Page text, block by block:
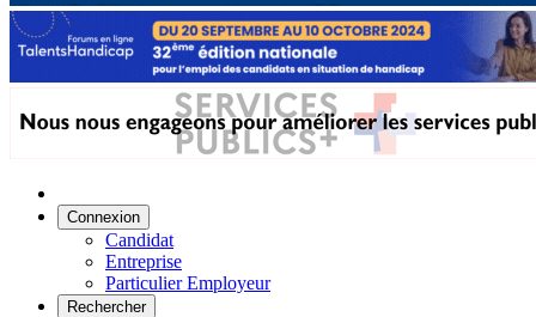
Connexion
Candidat
Entreprise
Particulier Employeur
Rechercher